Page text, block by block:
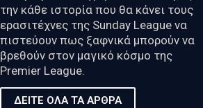
την κάθε ιστορία που θα κάνει τους
ερασιτέχνες της Sunday League να
πιστεύουν πως ξαφνικά μπορούν να
βρεθούν στον μαγικό κόσμο της
Premier League.
ΔΕΙΤΕ ΟΛΑ ΤΑ ΑΡΘΡΑ